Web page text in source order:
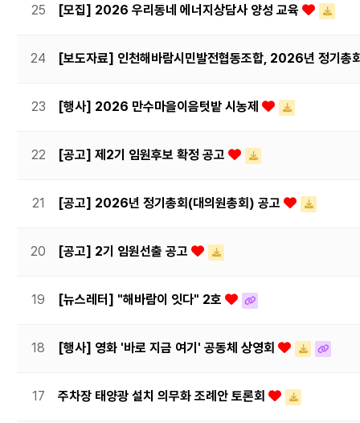
25 [모집] 2026 우리동네 에너지상담사 양성 교육
24 [보도자료] 인천해바람시민발전협동조합, 2026년 정기총
23 [행사] 2026 만수마을이음텃밭 시농제
22 [공고] 제2기 임원후보 확정 공고
21 [공고] 2026년 정기총회(대의원총회) 공고
20 [공고] 2기 임원선출 공고
19 [뉴스레터] "해바람이 잇다" 2호
18 [행사] 영화 '바로 지금 여기' 공동체 상영회
17 주차장 태양광 설치 의무화 조례안 토론회